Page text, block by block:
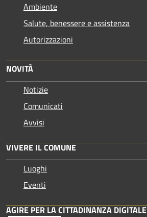
Ambiente
Salute, benessere e assistenza
Autorizzazioni
NOVITÀ
Notizie
Comunicati
Avvisi
VIVERE IL COMUNE
Luoghi
Eventi
AGIRE PER LA CITTADINANZA DIGITALE